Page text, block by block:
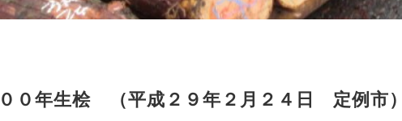
０年生桧 （平成２９年２月２４日 定例市）